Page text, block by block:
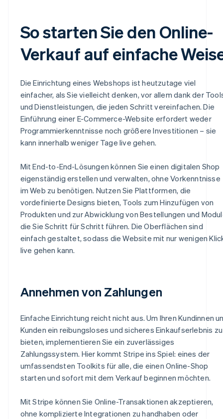
So starten Sie den Online-
Verkauf auf einfache
Die Einrichtung eines Webshops ist heutzutage viel
einfacher, als Sie vielleicht denken, vor allem dank der
und Dienstleistungen, die jeden Schritt vereinfachen. Die
Einführung einer E-Commerce-Website erfordert weder
Programmierkenntnisse noch größere Investitionen – sie
kann innerhalb weniger Tage live gehen.
Mit End-to-End-Lösungen können Sie einen digitalen Shop
eigenständig erstellen und verwalten, ohne Vorkenntnisse
im Web zu benötigen. Nutzen Sie Plattformen, die
vordefinierte Designs bieten, Tools zum Hinzufügen von
Produkten und zur Abwicklung von Bestellungen und
die Sie Schritt für Schritt führen. Die Oberflächen sind
einfach gestaltet, sodass die Website mit nur wenigen
live gehen kann.
Annehmen von Zahlungen
Einfache Einrichtung reicht nicht aus. Um Ihren Kundinnen
Kunden ein reibungsloses und sicheres Einkaufserlebnis zu
bieten, implementieren Sie ein zuverlässiges
Zahlungssystem. Hier kommt Stripe ins Spiel: eines der
umfassendsten Toolkits für alle, die einen Online-Shop
starten und sofort mit dem Verkauf beginnen möchten.
Mit Stripe können Sie Online-Transaktionen akzeptieren,
ohne komplizierte Integrationen zu handhaben oder